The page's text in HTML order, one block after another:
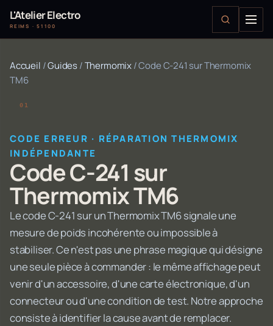
L'Atelier Electro
REIMS · 51100
Accueil /Guides/Thermomix/Code C-241 sur Thermomix
TM6
CODE ERREUR · RÉPARATION THERMOMIX
INDÉPENDANTE
Code C-241 sur
Thermomix TM6
Le code C-241 sur un Thermomix TM6 signale une
mesure de poids incohérente ou impossible à
stabiliser. Ce n'est pas une phrase magique qui désigne
une seule pièce à commander : le même affichage peut
venir d'un accessoire, d'une carte électronique, d'un
connecteur ou d'une condition de test. Notre approche
consiste à identifier la cause avant de remplacer.